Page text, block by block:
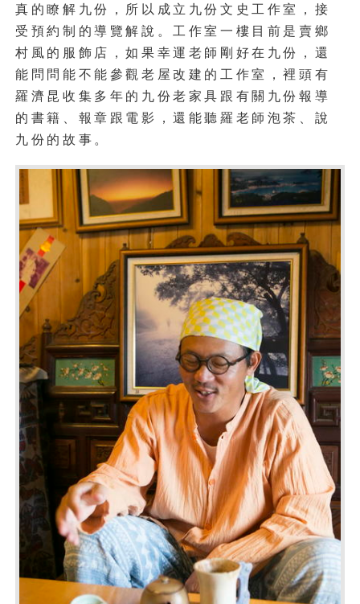
真的瞭解九份，所以成立九份文史工作室，接
受預約制的導覽解說。工作室一樓目前是賣鄉
村風的服飾店，如果幸運老師剛好在九份，還
能問問能不能參觀老屋改建的工作室，裡頭有
羅濟昆收集多年的九份老家具跟有關九份報導
的書籍、報章跟電影，還能聽羅老師泡茶、說
九份的故事。